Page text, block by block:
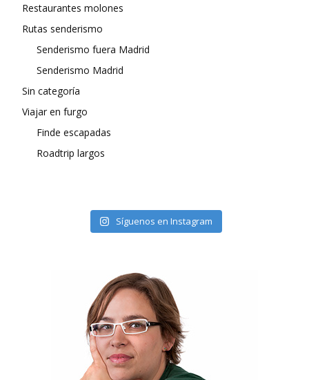
Restaurantes molones
Rutas senderismo
Senderismo fuera Madrid
Senderismo Madrid
Sin categoría
Viajar en furgo
Finde escapadas
Roadtrip largos
Síguenos en Instagram